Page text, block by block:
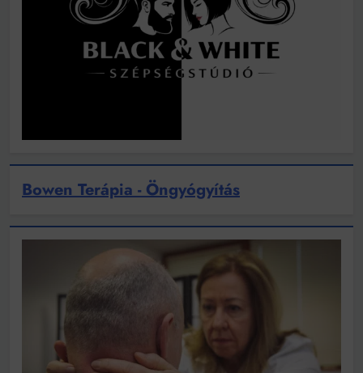
Bowen Terápia - Öngyógyítás